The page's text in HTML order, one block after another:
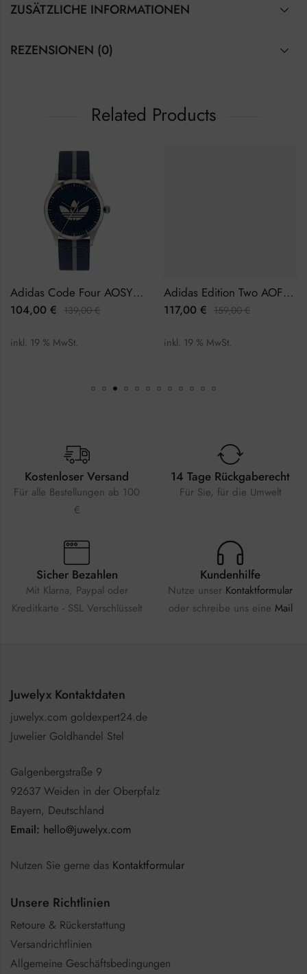
ZUSÄTZLICHE INFORMATIONEN
REZENSIONEN (0)
Related Products
Adidas Code Four AOSY23041 Herrenuhr
104,00 € 139,00€
inkl. 19 % MwSt.
Adidas Edition Two AOFH22502 Herrenuhr
117,00 € 159,00€
inkl. 19 % MwSt.
Kostenloser Versand
Für alle Bestellungen ab 100
€
14 Tage Rückgaberecht
Für Sie, für die Umwelt
Sicher Bezahlen
Mit Klarna, Paypal oder
Kreditkarte - SSL Verschlüsselt
Kundenhilfe
Nutze unser Kontaktformular
oder schreibe uns eine Mail
Juwelyx Kontaktdaten
juwelyx.com goldexpert24.de
Juwelier Goldhandel Stel
Galgenbergstraße 9
92637 Weiden in der Oberpfalz
Bayern, Deutschland
Email: hello@juwelyx.com
Nutzen Sie gerne das Kontaktformular
Unsere Richtlinien
Retoure & Rückerstattung
Versandrichtlinien
Allgemeine Geschäftsbedingungen